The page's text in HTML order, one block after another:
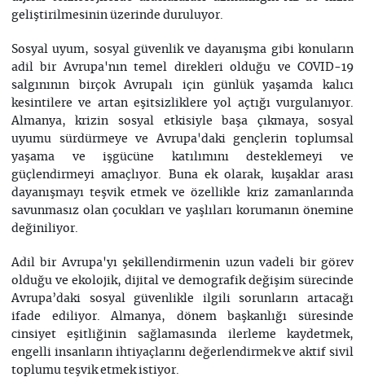
geliştirilmesinin üzerinde duruluyor.
Sosyal uyum, sosyal güvenlik ve dayanışma gibi konuların
adil bir Avrupa'nın temel direkleri olduğu ve COVID-19
salgınının birçok Avrupalı için günlük yaşamda kalıcı
kesintilere ve artan eşitsizliklere yol açtığı vurgulanıyor.
Almanya, krizin sosyal etkisiyle başa çıkmaya, sosyal
uyumu sürdürmeye ve Avrupa'daki gençlerin toplumsal
yaşama ve işgücüne katılımını desteklemeyi ve
güçlendirmeyi amaçlıyor. Buna ek olarak, kuşaklar arası
dayanışmayı teşvik etmek ve özellikle kriz zamanlarında
savunmasız olan çocukları ve yaşlıları korumanın önemine
değiniliyor.
Adil bir Avrupa'yı şekillendirmenin uzun vadeli bir görev
olduğu ve ekolojik, dijital ve demografik değişim sürecinde
Avrupa’daki sosyal güvenlikle ilgili sorunların artacağı
ifade ediliyor. Almanya, dönem başkanlığı süresinde
cinsiyet eşitliğinin sağlamasında ilerleme kaydetmek,
engelli insanların ihtiyaçlarını değerlendirmek ve aktif sivil
toplumu teşvik etmek istiyor.